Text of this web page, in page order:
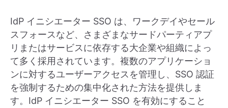
IdP イニシエーター SSO は、ワークデイやセール
スフォースなど、さまざまなサードパーティアプ
リまたはサービスに依存する大企業や組織によっ
て多く採用されています。複数のアプリケーショ
ンに対するユーザーアクセスを管理し、SSO 認証
を強制するための集中化された方法を提供しま
す。IdP イニシエーター SSO を有効にすること